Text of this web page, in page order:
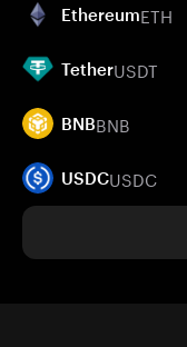
EthereumETH
TetherUSDT
BNBBNB
USDCUSDC